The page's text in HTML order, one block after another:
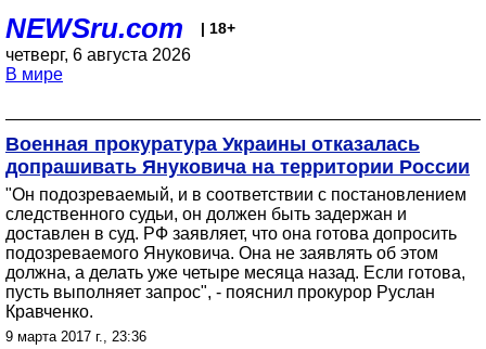
NEWSru.com | 18+
четверг, 6 августа 2026
В мире
Военная прокуратура Украины отказалась
допрашивать Януковича на территории России
"Он подозреваемый, и в соответствии с постановлением
следственного судьи, он должен быть задержан и
доставлен в суд. РФ заявляет, что она готова допросить
подозреваемого Януковича. Она не заявлять об этом
должна, а делать уже четыре месяца назад. Если готова,
пусть выполняет запрос", - пояснил прокурор Руслан
Кравченко.
9 марта 2017 г., 23:36